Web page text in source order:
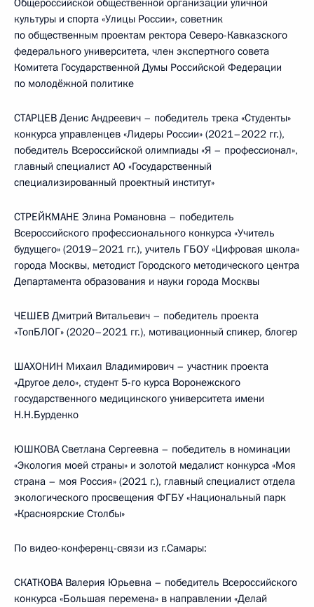
Общероссийской общественной организации уличной
культуры и спорта «Улицы России», советник
по общественным проектам ректора Северо-Кавказского
федерального университета, член экспертного совета
Комитета Государственной Думы Российской Федерации
по молодёжной политике
СТАРЦЕВ Денис Андреевич – победитель трека «Студенты»
конкурса управленцев «Лидеры России» (2021–2022 гг.),
победитель Всероссийской олимпиады «Я – профессионал»,
главный специалист АО «Государственный
специализированный проектный институт»
СТРЕЙКМАНЕ Элина Романовна – победитель
Всероссийского профессионального конкурса «Учитель
будущего» (2019–2021 гг.), учитель ГБОУ «Цифровая школа»
города Москвы, методист Городского методического центра
Департамента образования и науки города Москвы
ЧЕШЕВ Дмитрий Витальевич – победитель проекта
«ТопБЛОГ» (2020–2021 гг.), мотивационный спикер, блогер
ШАХОНИН Михаил Владимирович – участник проекта
«Другое дело», студент 5-го курса Воронежского
государственного медицинского университета имени
Н.Н.Бурденко
ЮШКОВА Светлана Сергеевна – победитель в номинации
«Экология моей страны» и золотой медалист конкурса «Моя
страна – моя Россия» (2021 г.), главный специалист отдела
экологического просвещения ФГБУ «Национальный парк
«Красноярские Столбы»
По видео-конференц-связи из г.Самары:
СКАТКОВА Валерия Юрьевна – победитель Всероссийского
конкурса «Большая перемена» в направлении «Делай